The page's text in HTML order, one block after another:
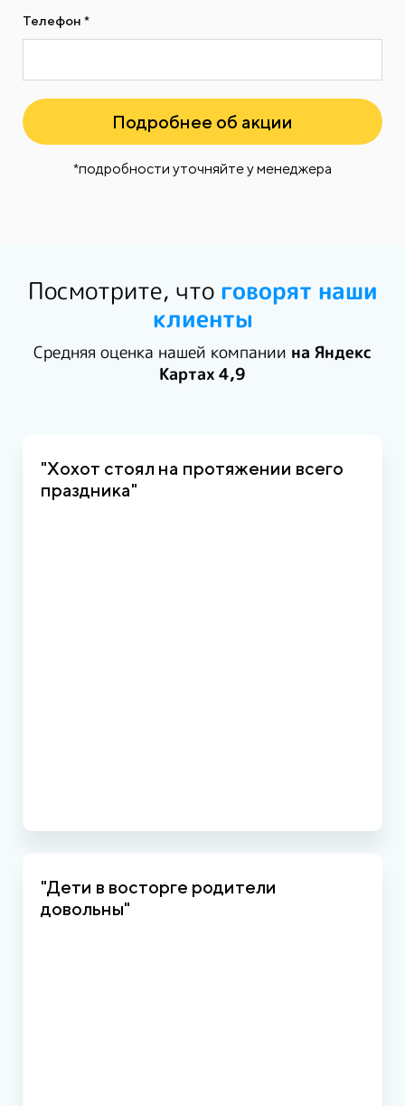
Телефон *
Подробнее об акции
*подробности уточняйте у менеджера
Посмотрите, что говорят наши
клиенты
Средняя оценка нашей компании на Яндекс
Картах 4,9
"Хохот стоял на протяжении всего
праздника"
"Дети в восторге родители
довольны"